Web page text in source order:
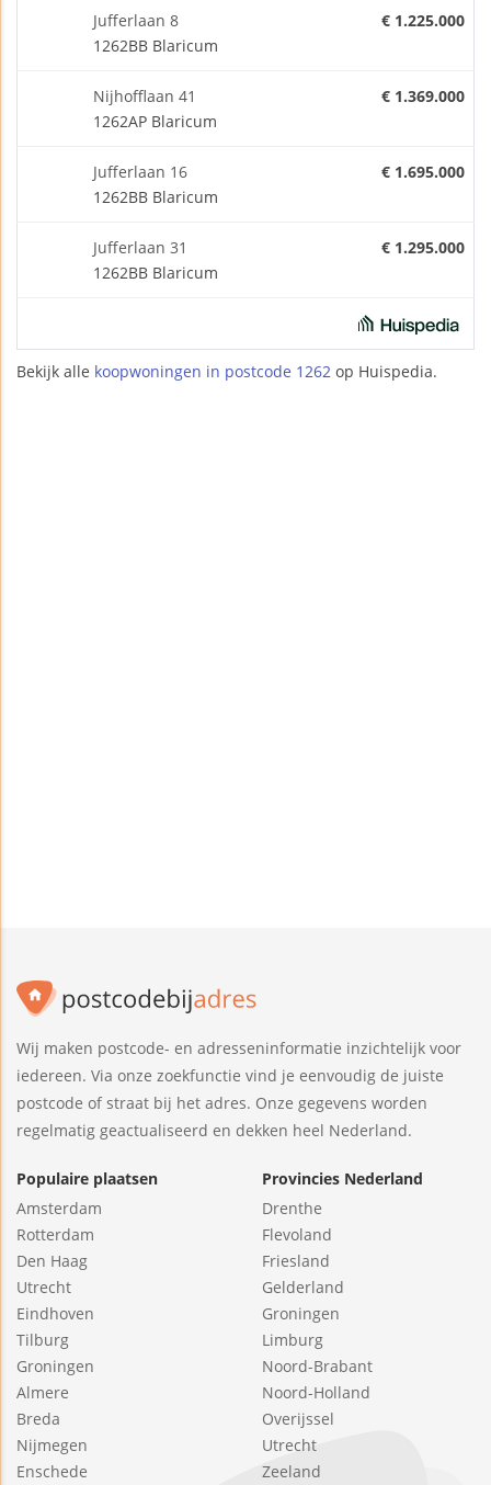
Jufferlaan 8
1262BB Blaricum
€ 1.225.000
Nijhofflaan 41
1262AP Blaricum
€ 1.369.000
Jufferlaan 16
1262BB Blaricum
€ 1.695.000
Jufferlaan 31
1262BB Blaricum
€ 1.295.000
Bekijk alle koopwoningen in postcode 1262 op Huispedia.
Wij maken postcode- en adresseninformatie inzichtelijk voor
iedereen. Via onze zoekfunctie vind je eenvoudig de juiste
postcode of straat bij het adres. Onze gegevens worden
regelmatig geactualiseerd en dekken heel Nederland.
Populaire plaatsen
Amsterdam
Rotterdam
Den Haag
Utrecht
Eindhoven
Tilburg
Groningen
Almere
Breda
Nijmegen
Enschede
Provincies Nederland
Drenthe
Flevoland
Friesland
Gelderland
Groningen
Limburg
Noord-Brabant
Noord-Holland
Overijssel
Utrecht
Zeeland